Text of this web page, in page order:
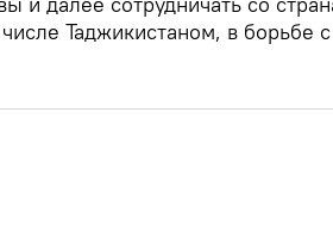
Таджикистаном, в борьбе